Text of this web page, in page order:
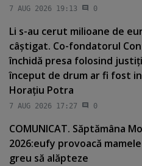
7 AUG 2026 19:13 0
Li s-au cerut milioane de
câştigat. Co-fondatorul
închidă presa folosind
început de drum ar fi fost
Horaţiu Potra
7 AUG 2026 17:27 0
COMUNICAT. Săptămâna
2026:eufy provoacă
greu să alăpteze